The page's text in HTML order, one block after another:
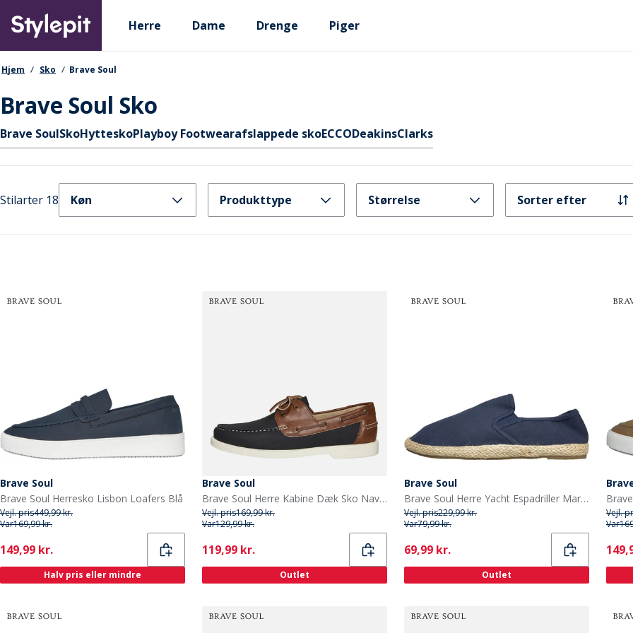
main
content
Primary departments
Herre Dame Drenge Piger
navigationssti
Hjem Sko Brave Soul
Brave Soul Sko
Hurtige links
Brave SoulSkoHytteskoPlayboy Footwearafslappede skoECCODeakinsClarks
Stilarter 18 Køn Produkttype Størrelse Sorter efter
Brave Soul
Brave Soul Herresko Lisbon Loafers Blå
Vejl. pris449,99 kr.
Var169,99 kr.
Current
149,99 kr.
Halv pris eller mindre
Brave Soul
Brave Soul Herre Kabine Dæk Sko Navy/Tan
Vejl. pris169,99 kr.
Var129,99 kr.
Current
119,99 kr.
Outlet
Brave Soul
Brave Soul Herre Yacht Espadriller Marineblå
Vejl. pris229,99 kr.
Var79,99 kr.
Current
69,99 kr.
Outlet
Vejl.
Var